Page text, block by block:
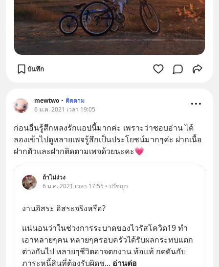
บันทึก
mewtwo • ติดตาม
6 ม.ค. 2021 เวลา 19:05
ก่อนอื่นรู้สึกหลงรักแอปนี้มากค่ะ​ เพราะว่าชอบอ่าน​ ได้
ลองเข้าไปดูหลายเพจรู้สึกเป็นประโยชน์​มากๆค่ะ​ ฝากเนื้อ
ฝากตัวและฝากติดตามเพจด้วยนะคะ​💗
ถ้าไม่ง่วง
6 ม.ค. 2021 เวลา 17:55 • ปรัชญา
งานอิสระ อิสระจริงหรือ?
แน่นอนว่าในช่วงการระบาดของไวรัสโควิด19 ทำ
เอาหลายๆคน หลายๆครอบครัวได้รับผลกระทบแตก
ต่างกันไป หลายๆชีวิตอาจตกงาน ท้อแท้ กดดันกับ
ภาระหนี้สินที่ต้องรับผิดช... อ่านต่อ